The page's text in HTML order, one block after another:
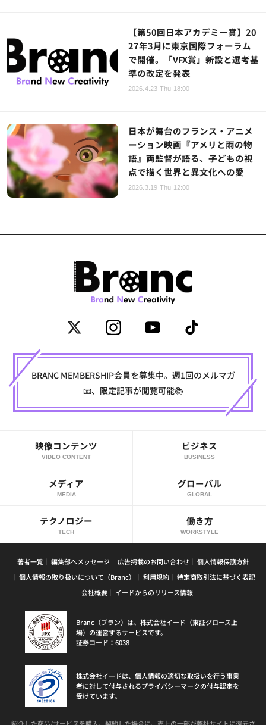
【第50回日本アカデミー賞】20
27年3月に東京国際フォーラム
で開催。「VFX賞」新設と選考基
準の改定を発表
2026.4.23 Thu 18:00
日本が舞台のフランス・アニメ
ーション映画『アメリと雨の物
語』両監督が語る、子どもの視
点で描く世界と異文化への愛
2026.3.19 Thu 12:00
BRANC MEMBERSHIP会員を募集中。週1回のメルマガ
📧、限定記事が閲覧可能📚
映像コンテンツ
VIDEO CONTENT
ビジネス
BUSINESS
メディア
MEDIA
グローバル
GLOBAL
テクノロジー
TECH
働き方
WORKSTYLE
著者一覧 編集部へメッセージ 広告掲載のお問い合わせ
個人情報保護方針
個人情報の取り扱いについて（Branc）
利用規約
特定商取引法に基づく表記
会社概要
イードからのリリース情報
Branc（ブラン）は、株式会社イード（東証グロース上
場）の運営するサービスです。
証券コード：6038
株式会社イードは、個人情報の適切な取扱いを行う事業
者に対して付与されるプライバシーマークの付与認定を
受けています。